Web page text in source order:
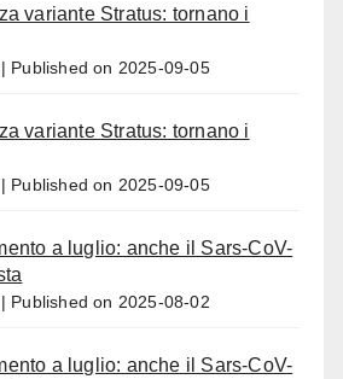
variante Stratus: tornano i
Published on 2025-09-05
variante Stratus: tornano i
Published on 2025-09-05
a luglio: anche il Sars-CoV-
Published on 2025-08-02
a luglio: anche il Sars-CoV-